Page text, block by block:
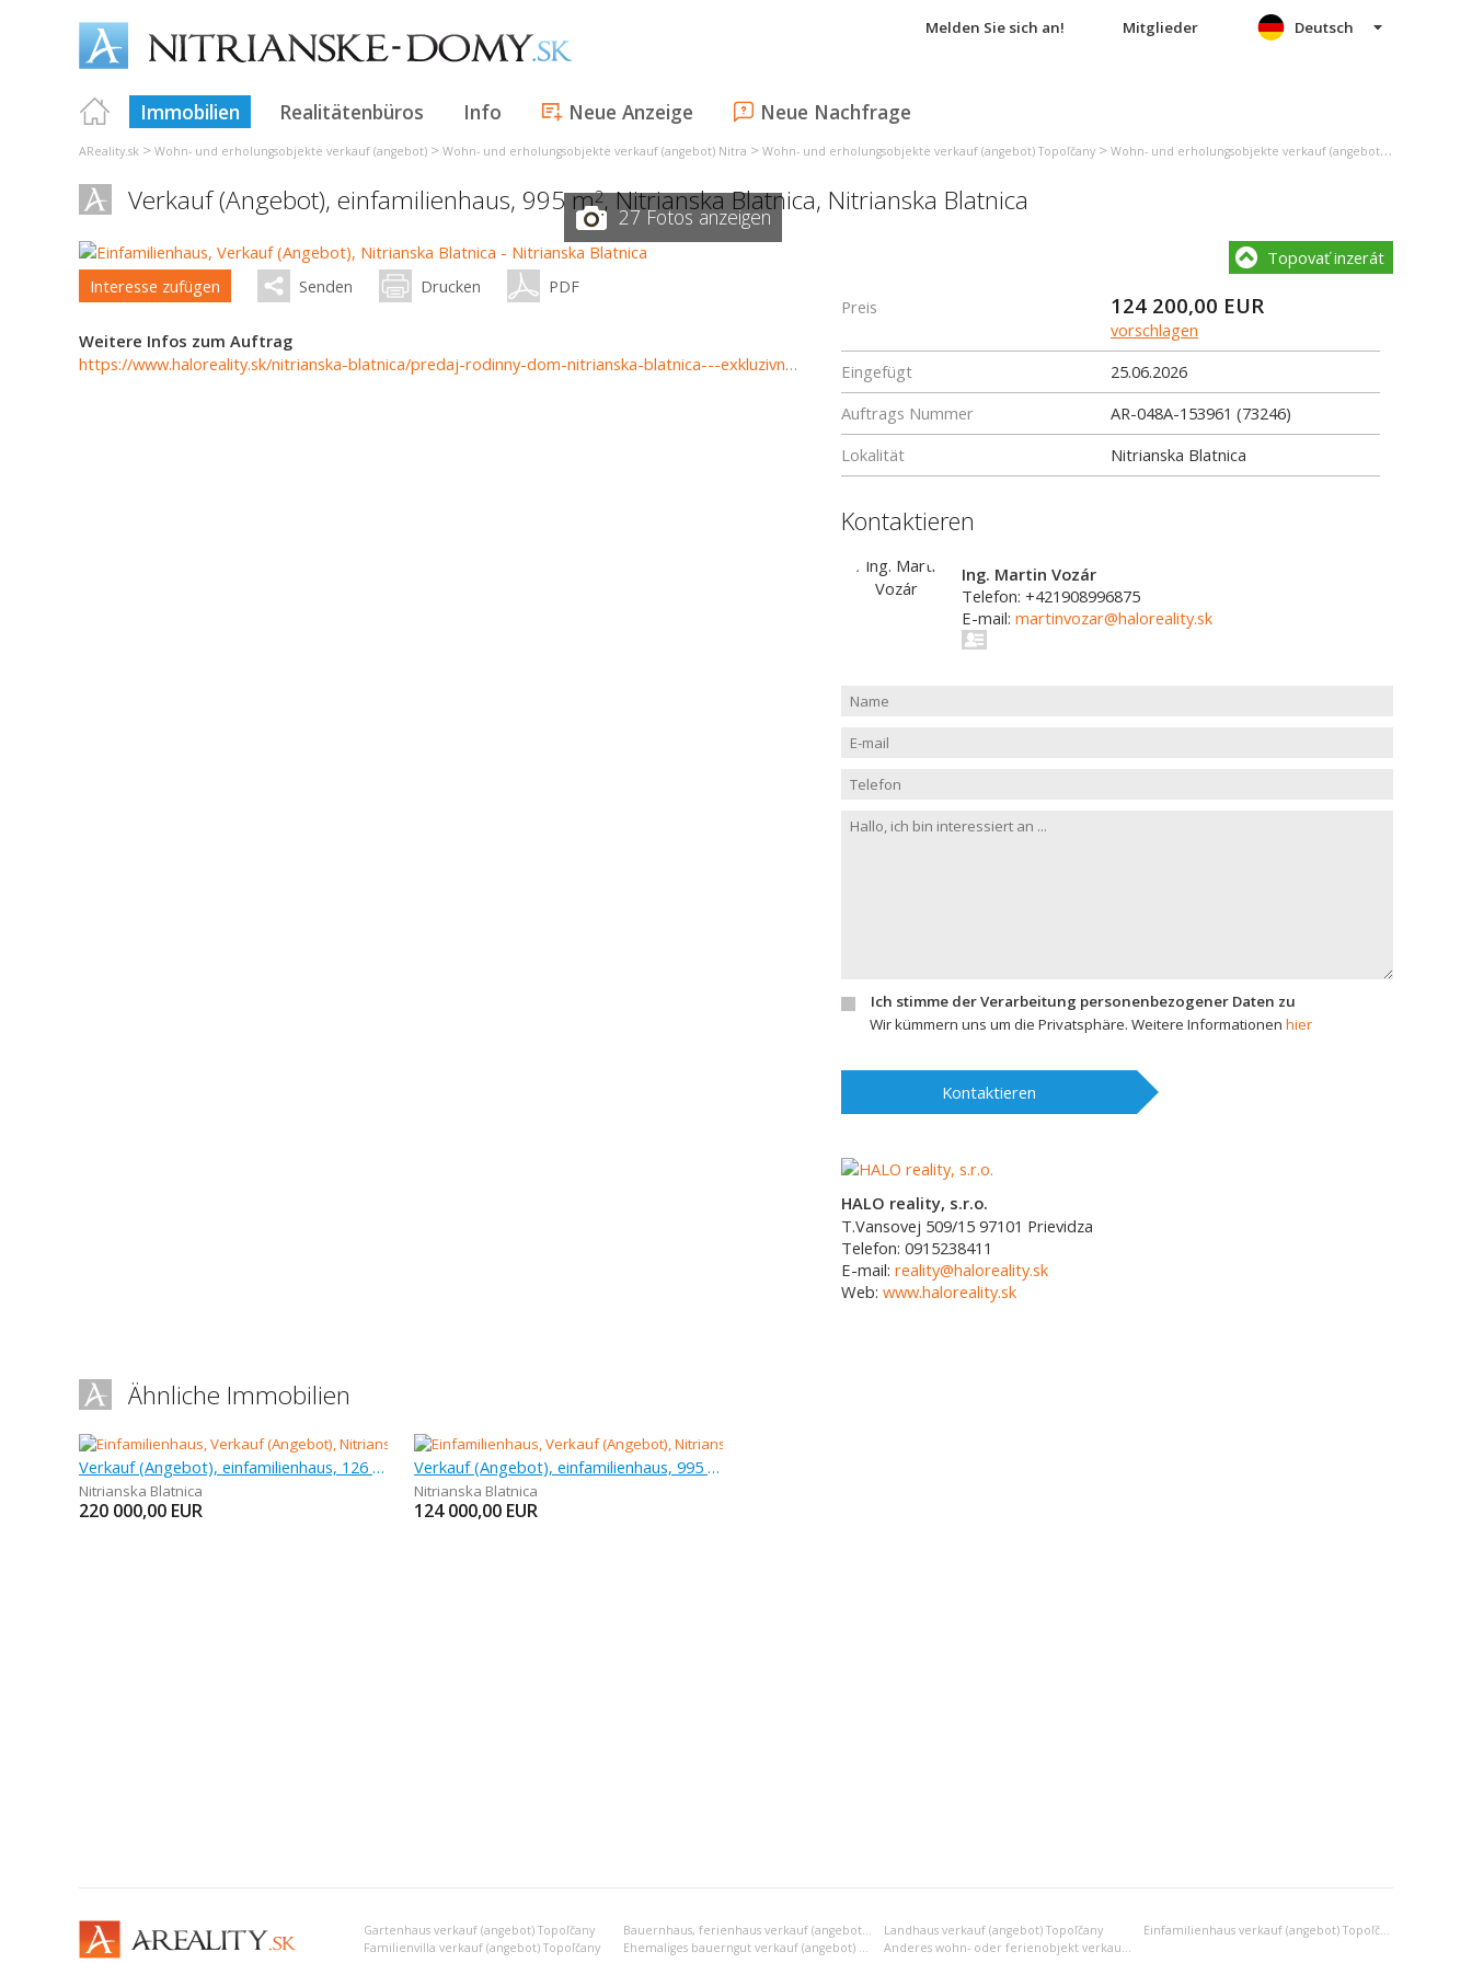
Melden Sie sich an! Mitglieder
Immobilien Realitätenbüros Info Neue Anzeige Neue Nachfrage
Deutsch
AReality.sk > Wohn- und erholungsobjekte verkauf (angebot) > Wohn- und erholungsobjekte verkauf (angebot) Nitra > Wohn- und erholungsobjekte verkauf (angebot) Topoľčany > Wohn- und erholungsobjekte verkauf (angebot) Nitrianska Blatnica
Verkauf (Angebot), einfamilienhaus, 995 m2,Nitrianska Blatnica, Nitrianska Blatnica
27 Fotos anzeigen
Interesse zufügen Senden Drucken PDF
Weitere Infos zum Auftrag
https://www.haloreality.sk/nitrianska-blatnica/predaj-rodinny-dom-nitrianska-blatnica---exkluzivne-halo-reality/73246
Topovať inzerát
Preis 124 200,00 EUR
vorschlagen
Eingefügt
25.06.2026
Auftrags Nummer
AR-048A-153961 (73246)
Lokalität
Nitrianska Blatnica
Kontaktieren
Ing. Martin Vozár
Telefon: +421908996875
E-mail: martinvozar@haloreality.sk
Ich stimme der Verarbeitung personenbezogener Daten zu
Wir kümmern uns um die Privatsphäre. Weitere Informationen hier
Kontaktieren
HALO reality, s.r.o.
T.Vansovej 509/15 97101 Prievidza
Telefon: 0915238411
E-mail: reality@haloreality.sk
Web: www.haloreality.sk
Ähnliche Immobilien
Verkauf (Angebot), einfamilienhaus, 126 m
Nitrianska Blatnica
220 000,00 EUR
Verkauf (Angebot), einfamilienhaus, 995 m
Nitrianska Blatnica
124 000,00 EUR
Gartenhaus verkauf (angebot) Topoľčany Bauernhaus, ferienhaus verkauf (angebot) Topoľčany Landhaus verkauf (angebot) Topoľčany
Einfamilienhaus verkauf (angebot) Topoľčany
Familienvilla verkauf (angebot) Topoľčany
Ehemaliges bauerngut verkauf (angebot) Topoľčany Anderes wohn- oder ferienobjekt verkauf (angebot) Topoľčany